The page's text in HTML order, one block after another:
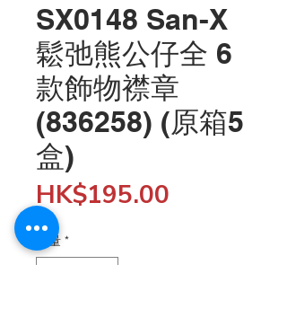
SX0148 San-X
鬆弛熊公仔全 6
款飾物襟章
(836258) (原箱5
盒)
HK$195.00
數量 *